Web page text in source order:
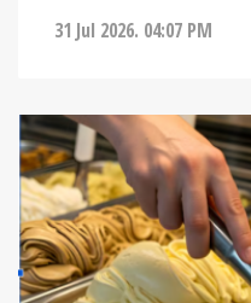
31 Jul 2026. 04:07 PM